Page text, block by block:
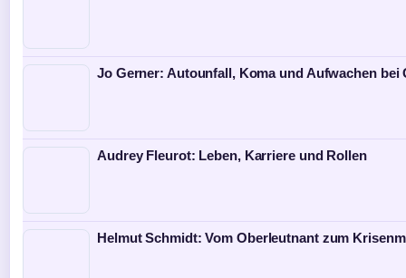
Jo Gerner: Autounfall, Koma und Aufwachen bei
Audrey Fleurot: Leben, Karriere und Rollen
Helmut Schmidt: Vom Oberleutnant zum